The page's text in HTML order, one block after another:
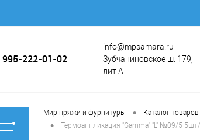
995-222-01-02
info@mpsamara.ru
Зубчаниновское ш. 179,
лит.А
Мир пряжи и фурнитуры • Каталог товаров
• Термоаппликация "Gamma" "L" №09/5